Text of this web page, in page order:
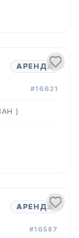
АРЕНДА
#16621
)
АРЕНДА
#16587